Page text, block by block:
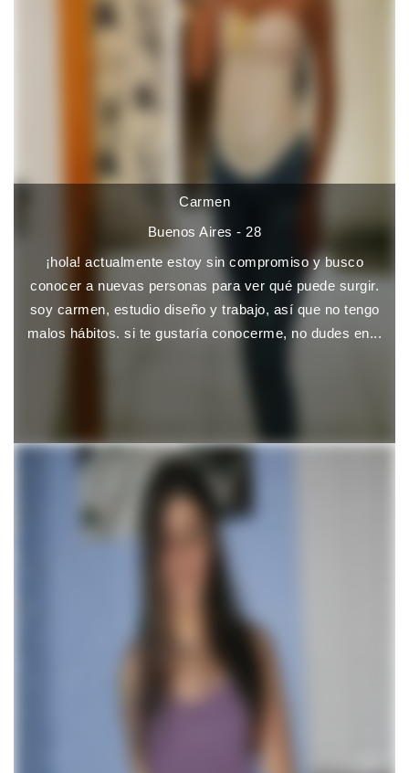
Carmen
Buenos Aires - 28
¡hola! actualmente estoy sin compromiso y busco
conocer a nuevas personas para ver qué puede surgir.
soy carmen, estudio diseño y trabajo, así que no tengo
malos hábitos. si te gustaría conocerme, no dudes en...